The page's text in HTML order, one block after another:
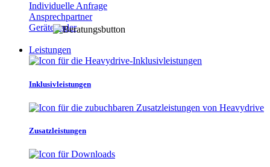
Individuelle Anfrage
Ansprechpartner
Gerätefinder
Leistungen
Inklusivleistungen
Zusatzleistungen